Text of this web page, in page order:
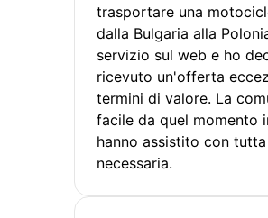
trasportare una
dalla Bulgaria alla
servizio sul web e ho
ricevuto un'offerta
termini di valore. La
facile da quel momento
hanno assistito con
necessaria.